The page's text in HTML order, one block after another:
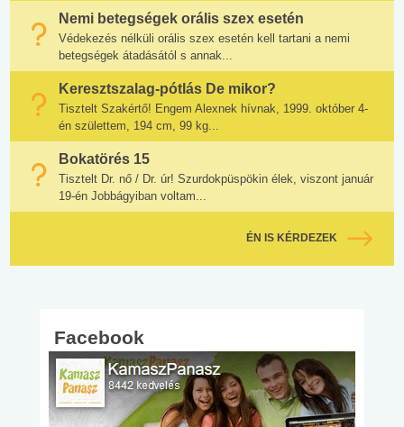
Nemi betegségek orális szex esetén
Védekezés nélküli orális szex esetén kell tartani a nemi
betegségek átadásától s annak...
Keresztszalag-pótlás De mikor?
Tisztelt Szakértő! Engem Alexnek hívnak, 1999. október 4-
én születtem, 194 cm, 99 kg...
Bokatörés 15
Tisztelt Dr. nő / Dr. úr! Szurdokpüspökin élek, viszont január
19-én Jobbágyiban voltam...
ÉN IS KÉRDEZEK
Facebook